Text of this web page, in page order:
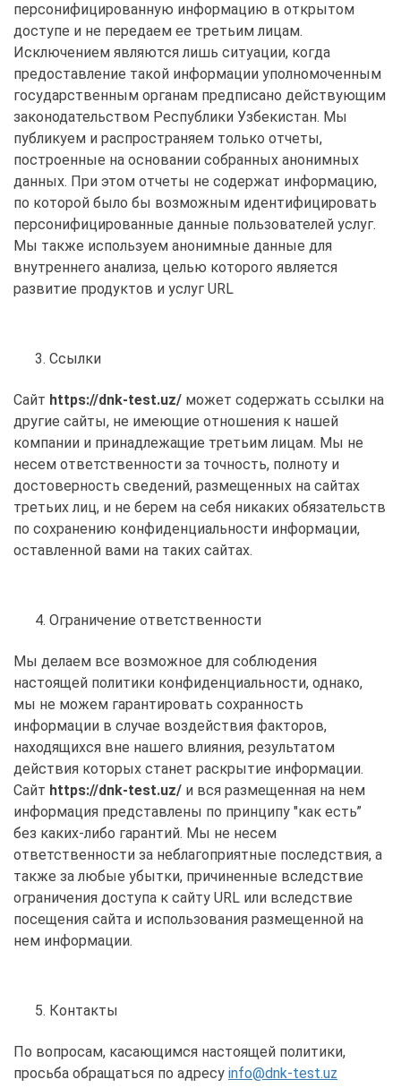
персонифицированную информацию в открытом
доступе и не передаем ее третьим лицам.
Исключением являются лишь ситуации, когда
предоставление такой информации уполномоченным
государственным органам предписано действующим
законодательством Республики Узбекистан. Мы
публикуем и распространяем только отчеты,
построенные на основании собранных анонимных
данных. При этом отчеты не содержат информацию,
по которой было бы возможным идентифицировать
персонифицированные данные пользователей услуг.
Мы также используем анонимные данные для
внутреннего анализа, целью которого является
развитие продуктов и услуг URL
Ссылки
Сайт https://dnk-test.uz/ может содержать ссылки на
другие сайты, не имеющие отношения к нашей
компании и принадлежащие третьим лицам. Мы не
несем ответственности за точность, полноту и
достоверность сведений, размещенных на сайтах
третьих лиц, и не берем на себя никаких обязательств
по сохранению конфиденциальности информации,
оставленной вами на таких сайтах.
Ограничение ответственности
Мы делаем все возможное для соблюдения
настоящей политики конфиденциальности, однако,
мы не можем гарантировать сохранность
информации в случае воздействия факторов,
находящихся вне нашего влияния, результатом
действия которых станет раскрытие информации.
Сайт https://dnk-test.uz/ и вся размещенная на нем
информация представлены по принципу "как есть”
без каких-либо гарантий. Мы не несем
ответственности за неблагоприятные последствия, а
также за любые убытки, причиненные вследствие
ограничения доступа к сайту URL или вследствие
посещения сайта и использования размещенной на
нем информации.
Контакты
По вопросам, касающимся настоящей политики,
просьба обращаться по адресу info@dnk-test.uz